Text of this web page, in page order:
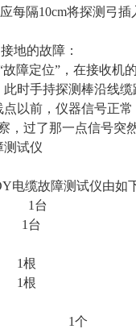
每隔10cm将探测弓
地的故障：
障定位”，在接收机
此时手持探测棒沿线
以前，仪器信号正
，过了那一点信号突
测试仪
电缆故障测试仪由如
1台
1台
根
根
1个